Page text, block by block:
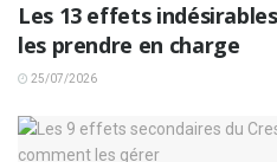
Les 13 effets
les prendre en charge
25/07/2026